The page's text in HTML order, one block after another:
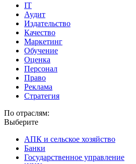
IT
Аудит
Издательство
Качество
Маркетинг
Обучение
Оценка
Персонал
Право
Реклама
Стратегия
По отраслям:
Выберите
АПК и сельское хозяйство
Банки
Государственное управление